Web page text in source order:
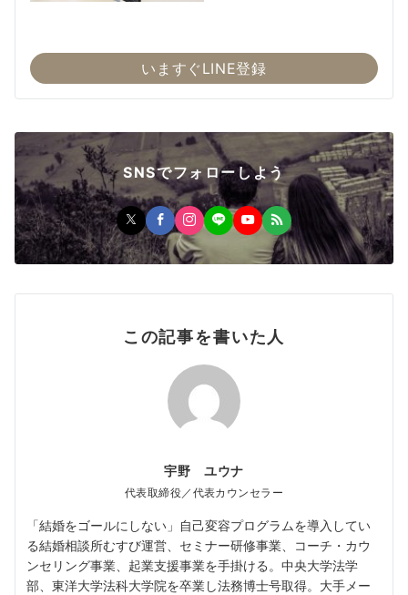
いますぐLINE登録
SNSでフォローしよう
この記事を書いた人
宇野 ユウナ
代表取締役／代表カウンセラー
「結婚をゴールにしない」自己変容プログラムを導入してい
る結婚相談所むすび運営、セミナー研修事業、コーチ・カウ
ンセリング事業、起業支援事業を手掛ける。中央大学法学
部、東洋大学法科大学院を卒業し法務博士号取得。大手メー